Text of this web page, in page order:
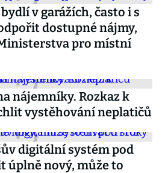
v garážích, často i s
dostupné nájmy,
pro místní
nájemníky. Rozkaz k
vystěhování neplatičů
digitální systém pod
úplně nový, může to